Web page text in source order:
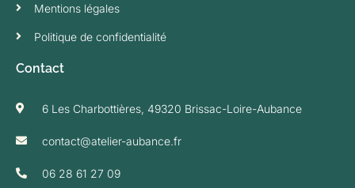
Mentions légales
Politique de confidentialité
Contact
6 Les Charbottières, 49320 Brissac-Loire-Aubance
contact@atelier-aubance.fr
06 28 61 27 09